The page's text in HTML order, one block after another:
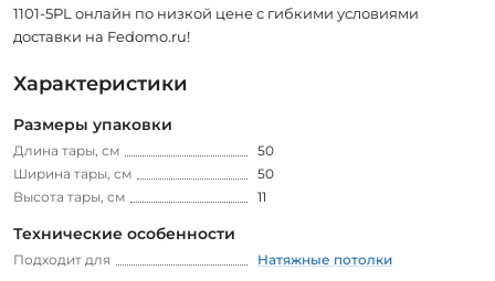
1101-5PL онлайн по низкой цене с гибкими условиями
доставки на Fedomo.ru!
Характеристики
Размеры упаковки
Длина тары, см
50
Ширина тары, см
50
Высота тары, см
11
Технические особенности
Подходит для Натяжные потолки